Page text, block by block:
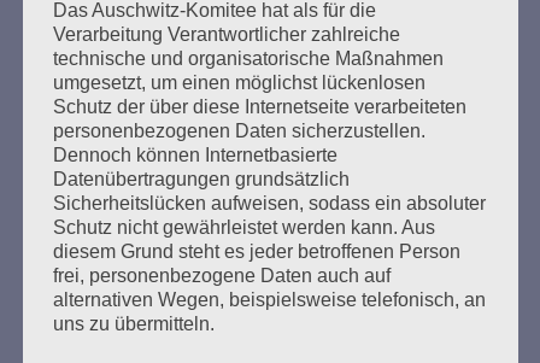
Der 8. Mai ist ein Tag der Hoffnung, ein Tag des
Nachdenkens!
Esther Bejarano - 26. Januar 2020
Das Auschwitz-Komitee hat als für die
Verarbeitung Verantwortlicher zahlreiche
technische und organisatorische Maßnahmen
umgesetzt, um einen möglichst lückenlosen
Schutz der über diese Internetseite verarbeiteten
personenbezogenen Daten sicherzustellen.
Dennoch können Internetbasierte
Datenübertragungen grundsätzlich
Sicherheitslücken aufweisen, sodass ein absoluter
Schutz nicht gewährleistet werden kann. Aus
diesem Grund steht es jeder betroffenen Person
frei, personenbezogene Daten auch auf
alternativen Wegen, beispielsweise telefonisch, an
uns zu übermitteln.